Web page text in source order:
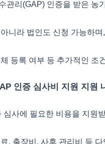
관리(GAP) 인증을 받은 농
니라 법인도 신청 가능하
등록 여부 등 추가적인 조
인증 심사비 지원 지원
심사에 필요한 비용을 지원
, 출장비, 사후 관리비 등